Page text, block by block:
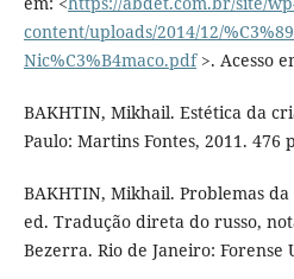
content/uploads/2014/12/
Nic%C3%B4maco.pdf>. Acesso
BAKHTIN, Mikhail. Estética da
Paulo: Martins Fontes, 2011. 476
BAKHTIN, Mikhail. Problemas
ed. Tradução direta do russo,
Bezerra. Rio de Janeiro: Forense